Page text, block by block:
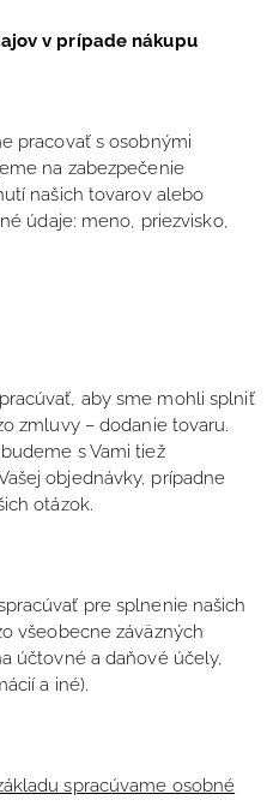
v prípade nákupu
pracovať s osobnými
na zabezpečenie
našich tovarov alebo
údaje: meno, priezvisko,
aby sme mohli splniť
zmluvy – dodanie tovaru.
s Vami tiež
objednávky, prípadne
otázok.
pre splnenie našich
všeobecne záväzných
účtovné a daňové účely,
a iné).
spracúvame osobné